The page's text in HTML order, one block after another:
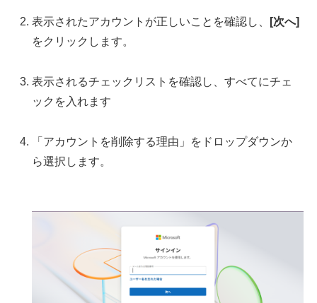
表示されたアカウントが正しいことを確認し、
[次へ]
をクリックします。
表示されるチェックリストを確認し、すべてにチェ
ックを入れます
「アカウントを削除する理由」をドロップダウンか
ら選択します。